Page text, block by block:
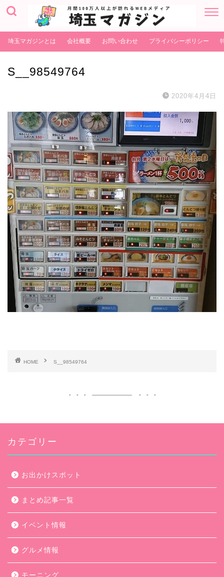
埼玉マガジンとは 会社概要 お問い合わせ プライバシーポリシー
S__98549764
2020年4月4日
HOME S__98549764
カテゴリー
お出かけスポット
まとめ記事一覧
イベント情報
グルメ情報
モーニング